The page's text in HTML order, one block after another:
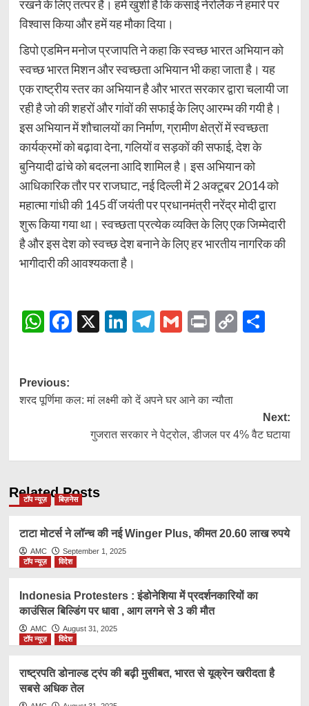
रखने के लिए तत्पर हैं। हमें खुशी है कि कंसाई नेरोलैक ने हमारे पर
विश्वास किया और हमें यह मौका दिया।
डिपो एडमिन मनोज प्रजापति ने कहा कि स्वच्छ भारत अभियान को
स्वच्छ भारत मिशन और स्वच्छता अभियान भी कहा जाता है। यह
एक राष्ट्रीय स्तर का अभियान है और भारत सरकार द्वारा चलायी जा
रही है जो की शहरों और गांवों की सफाई के लिए आरम्भ की गयी है।
इस अभियान में शौचालयों का निर्माण, ग्रामीण क्षेत्रों में स्वच्छता
कार्यक्रमों को बढ़ावा देना, गलियों व सड़कों की सफाई, देश के
बुनियादी ढांचे को बदलना आदि शामिल है। इस अभियान को
आधिकारिक तौर पर राजघाट, नई दिल्ली में 2 अक्टूबर 2014 को
महात्मा गांधी की 145 वीं जयंती पर प्रधानमंत्री नरेंद्र मोदी द्वारा
शुरू किया गया था। स्वच्छता प्रत्येक व्यक्ति के लिए एक जिम्मेदारी
है और इस देश को स्वच्छ देश बनाने के लिए हर भारतीय नागरिक की
भागीदारी की आवश्यकता है।
WhatsApp
Facebook
X LinkedIn
Telegram
Gmail
Print
Copy
Post
navigation
Previous:
शरद पूर्णिमा कल: मां लक्ष्मी को दें अपने घर आने का न्यौता
Next:
गुजरात सरकार ने पेट्रोल, डीजल पर 4% वैट घटाया
Related Posts
टॉप न्यूज़ बिज़नेस
टाटा मोटर्स ने लॉन्च की नई Winger Plus, कीमत 20.60 लाख रुपये
AMC
September 1, 2025
टॉप न्यूज़
विदेश
Indonesia Protesters : इंडोनेशिया में प्रदर्शनकारियों का
काउंसिल बिल्डिंग पर धावा , आग लगने से 3 की मौत
AMC
August 31, 2025
टॉप न्यूज़
विदेश
राष्ट्रप​ति डोनाल्ड ट्रंप की बढ़ी मुसीबत, भारत से यूक्रेन खरीदता है
सबसे अधिक तेल